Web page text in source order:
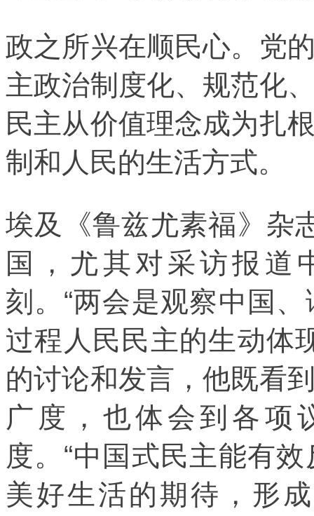
政之所兴在顺民心。党
主政治制度化、规范化
民主从价值理念成为扎
制和人民的生活方式。
埃及《鲁兹尤素福》杂
国，尤其对采访报道
刻。“两会是观察中国
过程人民民主的生动体
的讨论和发言，他既看
广度，也体会到各项
度。“中国式民主能有
美好生活的期待，形